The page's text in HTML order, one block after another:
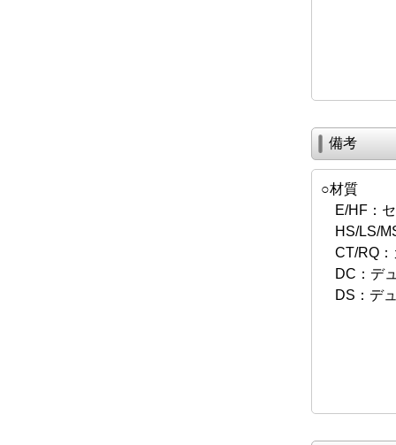
備考
○材質
E/HF：セ
HS/LS/
CT/RQ：
DC：デ
DS：デ